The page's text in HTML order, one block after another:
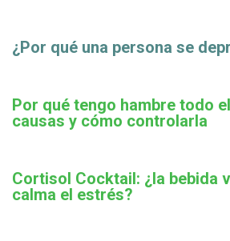
¿Por qué una persona se
Por qué tengo hambre todo
causas y cómo controlarla
Cortisol Cocktail: ¿la bebida
calma el estrés?